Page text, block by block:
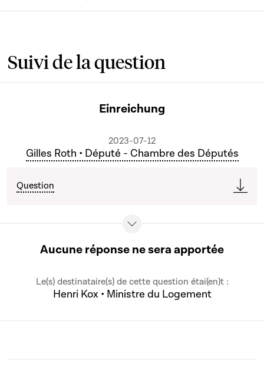
Suivi de la question
Einreichung
2023-07-12
Gilles Roth • Député - Chambre des Députés
Question
Aucune réponse ne sera apportée
Le(s) destinataire(s) de cette question étai(en)t :
Henri Kox • Ministre du Logement